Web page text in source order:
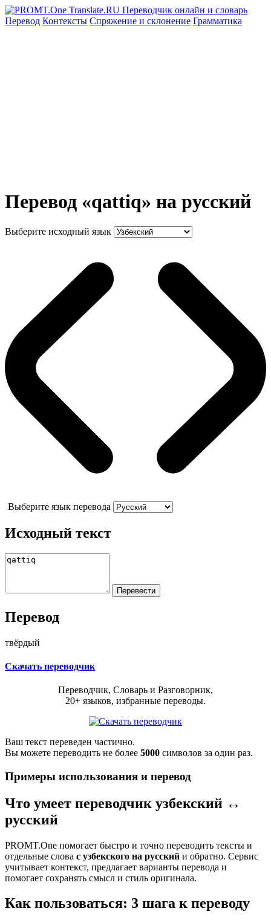
Перевод Контексты Спряжение и склонение Грамматика
Перевод «qattiq» на русский
Выберите исходный язык
Выберите язык перевода
Исходный текст
Перевод
твёрдый
Скачать переводчик
Переводчик, Словарь и Разговорник,
20+ языков, избранные переводы.
Ваш текст переведен частично.
Вы можете переводить не более 5000 символов за один раз.
Примеры использования и перевод
Что умеет переводчик узбекский ↔
русский
PROMT.One помогает быстро и точно переводить тексты и
отдельные слова с узбекского на русский и обратно. Сервис
учитывает контекст, предлагает варианты перевода и
помогает сохранять смысл и стиль оригинала.
Как пользоваться: 3 шага к переводу